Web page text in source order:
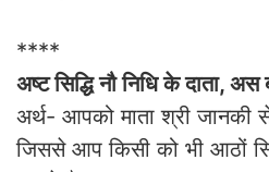
****
अष्ट सिद्धि नौ निधि के दाता,
अर्थ- आपको माता श्री जानकी
जिससे आप किसी को भी आठों